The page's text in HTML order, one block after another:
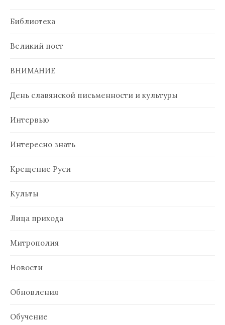
Библиотека
Великий пост
ВНИМАНИЕ
День славянской письменности и культуры
Интервью
Интересно знать
Крещение Руси
Культы
Лица прихода
Митрополия
Новости
Обновления
Обучение